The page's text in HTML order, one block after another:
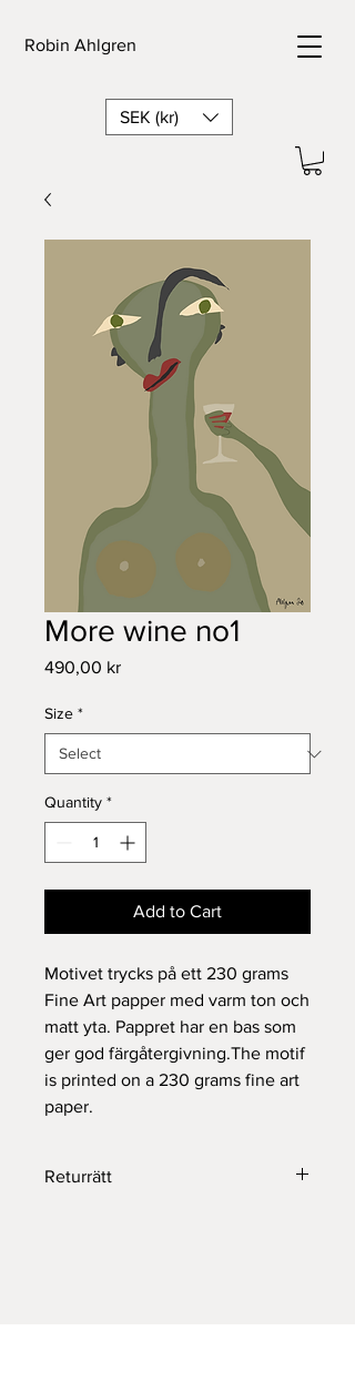
Robin Ahlgren
SEK (kr)
More wine no1
490,00 krPrice
Size *
Quantity *
Add to Cart
Motivet trycks på ett 230 grams
Fine Art papper med varm ton och
matt yta. Pappret har en bas som
ger god färgåtergivning.The motif
is printed on a 230 grams fine art
paper.
Returrätt